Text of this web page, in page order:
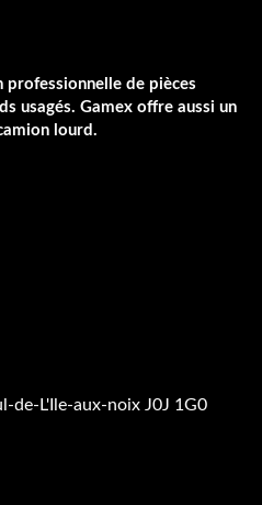
professionnelle de pièces
usagés. Gamex offre aussi un
lourd.
de-L'Ile-aux-noix J0J 1G0